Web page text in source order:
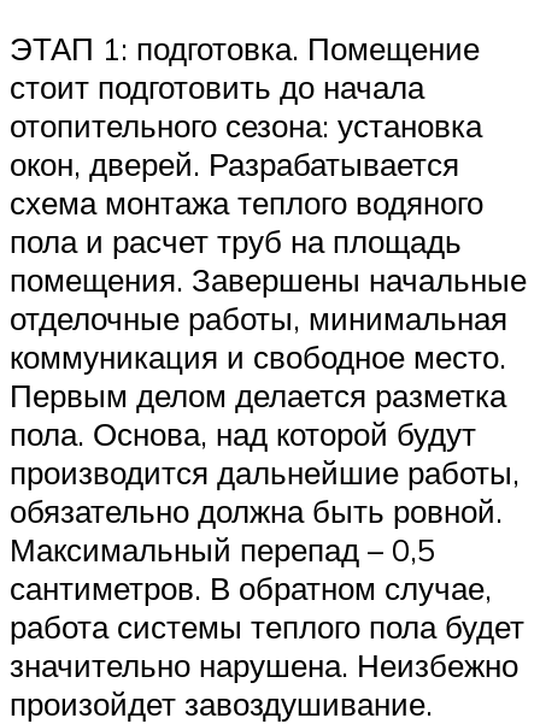
ЭТАП 1: подготовка. Помещение
стоит подготовить до начала
отопительного сезона: установка
окон, дверей. Разрабатывается
схема монтажа теплого водяного
пола и расчет труб на площадь
помещения. Завершены начальные
отделочные работы, минимальная
коммуникация и свободное место.
Первым делом делается разметка
пола. Основа, над которой будут
производится дальнейшие работы,
обязательно должна быть ровной.
Максимальный перепад – 0,5
сантиметров. В обратном случае,
работа системы теплого пола будет
значительно нарушена. Неизбежно
произойдет завоздушивание.